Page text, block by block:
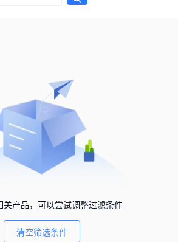
关产品，可以尝试调整过滤条件
清空筛选条件